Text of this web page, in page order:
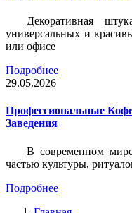
Декоративная
универсальных и
или офисе
Подробнее
29.05.2026
Профессиональные
Заведения
В современном
частью культуры,
Подробнее